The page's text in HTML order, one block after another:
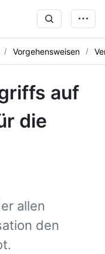
Vorgehensweisen
auf
die
allen
den